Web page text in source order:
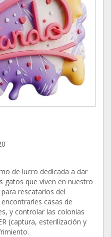
de lucro dedicada a dar
gatos que viven en nuestro
rescatarlos del
casas de
y controlar las colonias
(captura, esterilización y